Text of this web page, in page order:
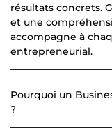
résultats concrets.
et une
accompagne à
entrepreneurial.
Pourquoi un
?